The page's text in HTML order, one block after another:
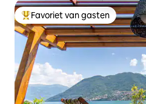
Topfavoriet van gasten
Favoriet van gasten